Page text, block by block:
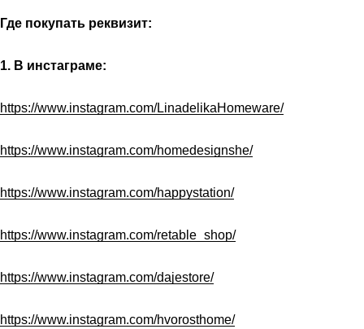
Где покупать реквизит:
1. В инстаграме:
https://www.instagram.com/LinadelikaHomeware/
https://www.instagram.com/homedesignshe/
https://www.instagram.com/happystation/
https://www.instagram.com/retable_shop/
https://www.instagram.com/dajestore/
https://www.instagram.com/hvorosthome/